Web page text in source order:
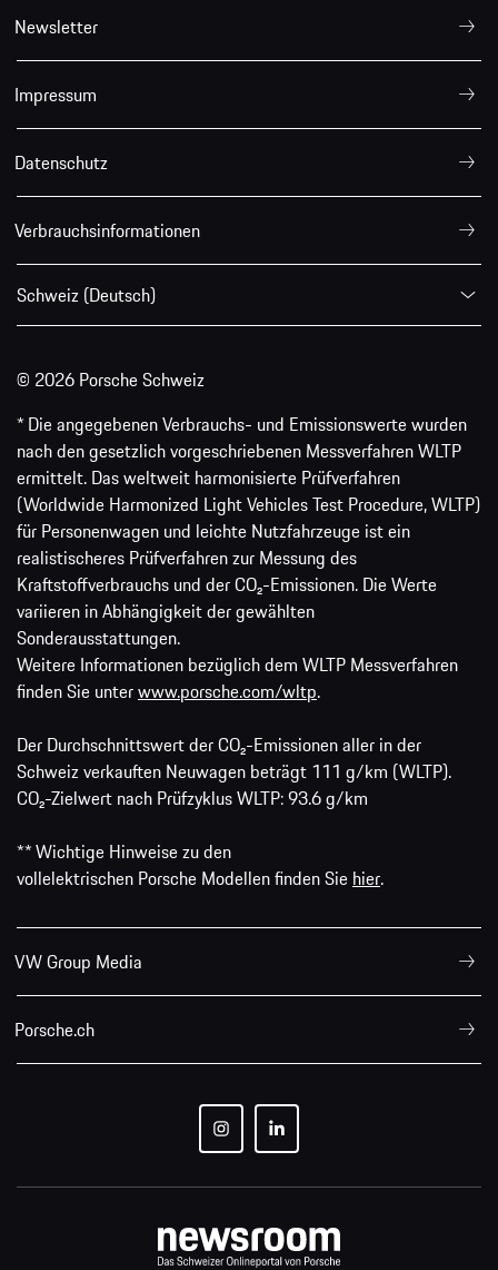
Newsletter
Impressum
Datenschutz
Verbrauchsinformationen
Schweiz (Deutsch)
© 2026 Porsche Schweiz
* Die angegebenen Verbrauchs- und Emissionswerte wurden
nach den gesetzlich vorgeschriebenen Messverfahren WLTP
ermittelt. Das weltweit harmonisierte Prüfverfahren
(Worldwide Harmonized Light Vehicles Test Procedure, WLTP)
für Personenwagen und leichte Nutzfahrzeuge ist ein
realistischeres Prüfverfahren zur Messung des
Kraftstoffverbrauchs und der CO₂-Emissionen. Die Werte
variieren in Abhängigkeit der gewählten
Sonderausstattungen.
Weitere Informationen bezüglich dem WLTP Messverfahren
finden Sie unterwww.porsche.com/wltp.
Der Durchschnittswert der CO₂-Emissionen aller in der
Schweiz verkauften Neuwagen beträgt 111 g/km (WLTP).
CO₂-Zielwert nach Prüfzyklus WLTP: 93.6 g/km
** Wichtige Hinweise zu den
vollelektrischen Porsche Modellen finden Sie hier.
VW Group Media
Porsche.ch